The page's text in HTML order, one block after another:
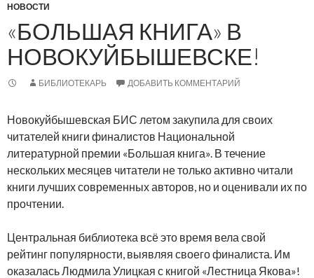
НОВОСТИ
«БОЛЬШАЯ КНИГА» В
НОВОКУЙБЫШЕВСКЕ!
БИБЛИОТЕКАРЬ ДОБАВИТЬ КОММЕНТАРИЙ
Новокуйбышевская БИС летом закупила для своих
читателей книги финалистов Национальной
литературной премии «Большая книга». В течение
нескольких месяцев читатели не только активно читали
книги лучших современных авторов, но и оценивали их по
прочтении.
Центральная библиотека всё это время вела свой
рейтинг популярности, выявляя своего финалиста. Им
оказалась Людмила Улицкая с книгой «Лестница Якова»!